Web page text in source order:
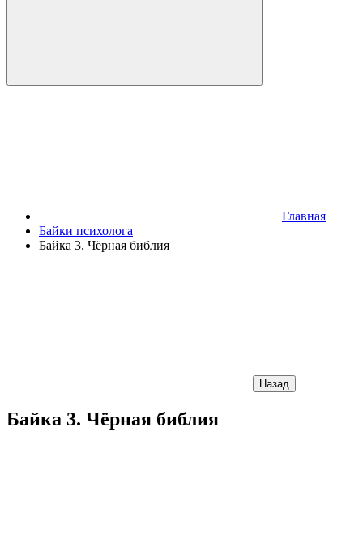
Главная
Байки психолога
Байка 3. Чёрная библия
Назад
Байка 3. Чёрная библия